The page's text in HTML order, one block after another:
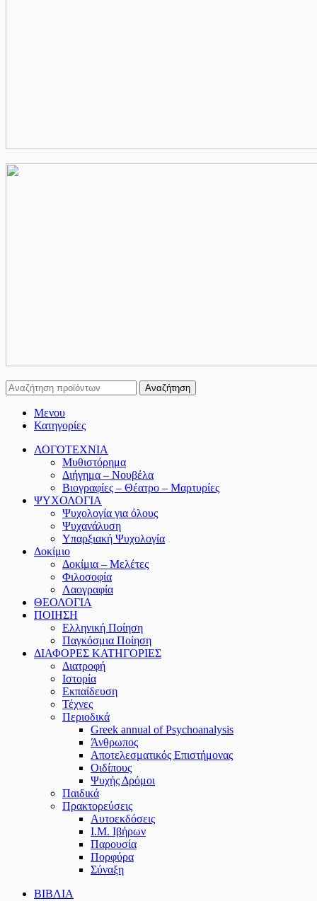
Αναζήτηση
Μενου
Κατηγορίες
ΛΟΓΟΤΕΧΝΙΑ
Μυθιστόρημα
Διήγημα – Νουβέλα
Βιογραφίες – Θέατρο – Μαρτυρίες
ΨΥΧΟΛΟΓΙΑ
Ψυχολογία για όλους
Ψυχανάλυση
Υπαρξιακή Ψυχολογία
Δοκίμιο
Δοκίμια – Μελέτες
Φιλοσοφία
Λαογραφία
ΘΕΟΛΟΓΙΑ
ΠΟΙΗΣΗ
Ελληνική Ποίηση
Παγκόσμια Ποίηση
ΔΙΑΦΟΡΕΣ ΚΑΤΗΓΟΡΙΕΣ
Διατροφή
Ιστορία
Εκπαίδευση
Τέχνες
Περιοδικά
Greek annual of Psychoanalysis
Άνθρωπος
Αποτελεσματικός Επιστήμονας
Οιδίπους
Ψυχής Δρόμοι
Παιδικά
Πρακτoρεύσεις
Αυτοεκδόσεις
Ι.Μ. Ιβήρων
Παρουσία
Πορφύρα
Σύναξη
ΒΙΒΛΙΑ